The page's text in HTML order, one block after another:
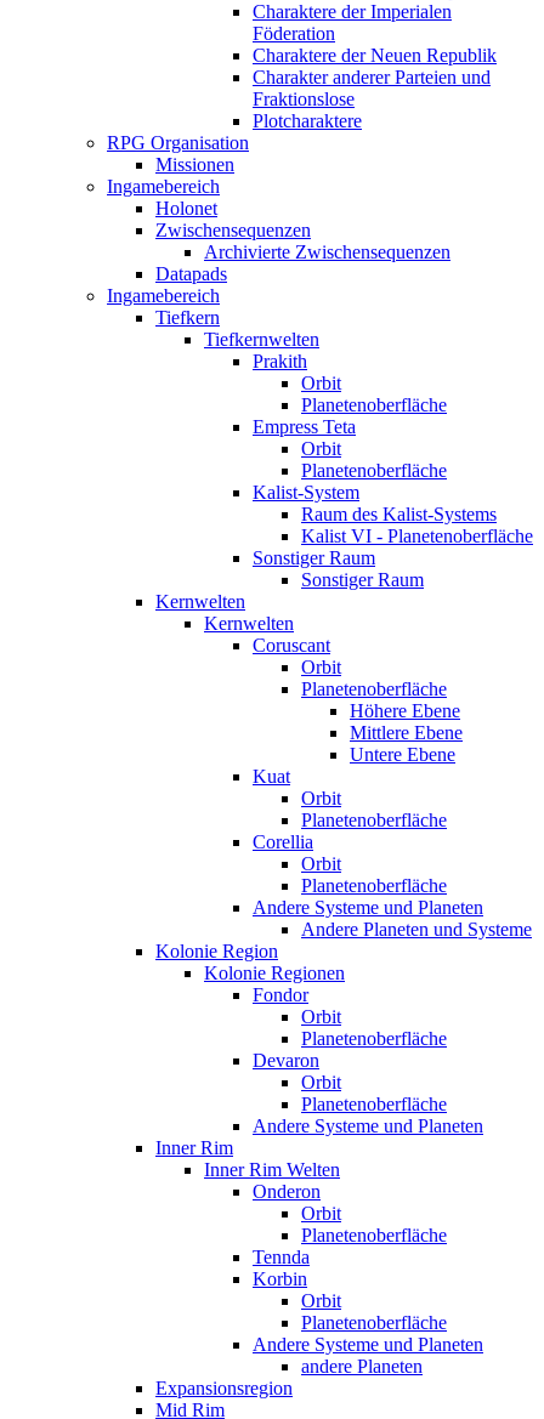
Charaktere der Imperialen
Föderation
Charaktere der Neuen Republik
Charakter anderer Parteien und
Fraktionslose
Plotcharaktere
RPG Organisation
Missionen
Ingamebereich
Holonet
Zwischensequenzen
Archivierte Zwischensequenzen
Datapads
Ingamebereich
Tiefkern
Tiefkernwelten
Prakith
Orbit
Planetenoberfläche
Empress Teta
Orbit
Planetenoberfläche
Kalist-System
Raum des Kalist-Systems
Kalist VI - Planetenoberfläche
Sonstiger Raum
Sonstiger Raum
Kernwelten
Kernwelten
Coruscant
Orbit
Planetenoberfläche
Höhere Ebene
Mittlere Ebene
Untere Ebene
Kuat
Orbit
Planetenoberfläche
Corellia
Orbit
Planetenoberfläche
Andere Systeme und Planeten
Andere Planeten und Systeme
Kolonie Region
Kolonie Regionen
Fondor
Orbit
Planetenoberfläche
Devaron
Orbit
Planetenoberfläche
Andere Systeme und Planeten
Inner Rim
Inner Rim Welten
Onderon
Orbit
Planetenoberfläche
Tennda
Korbin
Orbit
Planetenoberfläche
Andere Systeme und Planeten
andere Planeten
Expansionsregion
Mid Rim